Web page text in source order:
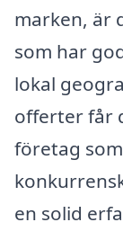
marken, är
som har
lokal
offerter får
företag
en solid